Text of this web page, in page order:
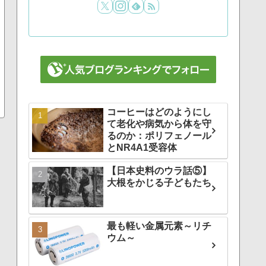
コーヒーはどのようにし
て老化や病気から体を守
るのか：ポリフェノール
とNR4A1受容体
【日本史料のウラ話⑤】
大根をかじる子どもたち
最も軽い金属元素～リチ
ウム～